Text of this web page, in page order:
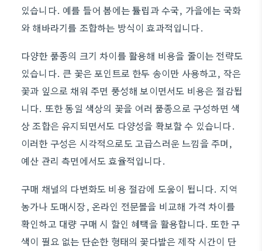
있습니다. 예를 들어 봄에는 튤립과 수국, 가을에는 국화
와 해바라기를 조합하는 방식이 효과적입니다.
다양한 품종의 크기 차이를 활용해 비용을 줄이는 전략도
있습니다. 큰 꽃은 포인트로 한두 송이만 사용하고, 작은
꽃과 잎으로 채워 주면 풍성해 보이면서도 비용은 절감됩
니다. 또한 동일 색상의 꽃을 여러 품종으로 구성하면 색
상 조합은 유지되면서도 다양성을 확보할 수 있습니다.
이러한 구성은 시각적으로도 고급스러운 느낌을 주며,
예산 관리 측면에서도 효율적입니다.
구매 채널의 다변화도 비용 절감에 도움이 됩니다. 지역
농가나 도매시장, 온라인 전문몰을 비교해 가격 차이를
확인하고 대량 구매 시 할인 혜택을 활용합니다. 또한 구
색이 필요 없는 단순한 형태의 꽃다발은 제작 시간이 단